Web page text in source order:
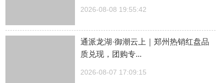
2026-08-08 19:55:42
通派龙湖·御潮云上｜郑州热销红盘品
质兑现，团购专...
2026-08-07 17:09:15